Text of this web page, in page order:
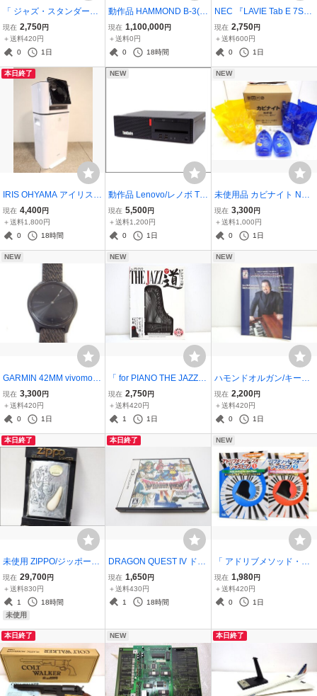
「 ジャズ・スタンダー
ド・バイブル セッション
に役立つ不朽の227曲 」
CD付き 納浩一 楽譜 教則
BIBLE
現在 2,750円
＋送料420円
0
1日
動作品 HAMMOND B-3(1
973年)+Leslie 122RV(19
74年)/ジャズオルガン巨匠
3名サイン有/米国製ビン
23年整備品/ハモンド
現在 1,100,000円
＋送料0円
0
18時間
NEC 『LAVIE Tab E 7SD
1』 32GB シルバー Wi-Fi
android Ver.9■初期化済み
■タブレット 本体
現在 2,750円
＋送料600円
0
1日
本日終了
IRIS OHYAMA アイリスオ
ーヤマ サーキュレーター
衣類乾燥除湿機 KIJDC-L5
0 デシカント式 除湿器 20
現在 4,400円
＋送料1,800円
0
18時間
NEW
動作品 Lenovo/レノボ Thi
nkCentre M710s 10M7CT
01WW デスクトップPC i3
-7100U/8GB/HDD1TB/Wi
現在 5,500円
＋送料1,200円
0
1日
NEW
未使用品 カビナイト Neo
STRONG防カビ 特別セッ
ト 詰め替え 440ml×8 乳酸
除菌 カビ取り 掃除
現在 3,300円
＋送料1,000円
0
1日
NEW
GARMIN 42MM vivomove
style スマートウォッチ ブ
ラック アルミ 50m防水 ガ
ーミン■動作未確認/現状
現在 3,300円
＋送料420円
0
1日
NEW
「 for PIANO THE JAZZ道
アドリブの扉 」 CD付き
2015年発行 石井彰監修
書籍 楽譜 教則本 教本
現在 2,750円
＋送料420円
1
1日
NEW
ハモンドオルガン/キーボ
ード ジョーイ・デフラン
セスコ 「 インプロヴィゼ
イション・コンセプト 」
現在 2,200円
＋送料420円
0
1日
本日終了
未使用 ZIPPO/ジッポー◆
オイルライター/遥かなる
時を越えて◆マンモスの
牙 シルバー made in USA
2002年4月製
現在 29,700円
＋送料830円
1
18時間
未使用
本日終了
DRAGON QUEST IV ドラ
ゴンクエスト 導かれし者
たち Nintendo DS ソフト
現在 1,650円
＋送料430円
1
18時間
NEW
「 アドリブメソッド・フ
ォー・ジャズピアノ1＆2
」 川島茂 2冊セット 楽譜
教則本 教本
現在 1,980円
＋送料420円
0
1日
本日終了 NEW 本日終了